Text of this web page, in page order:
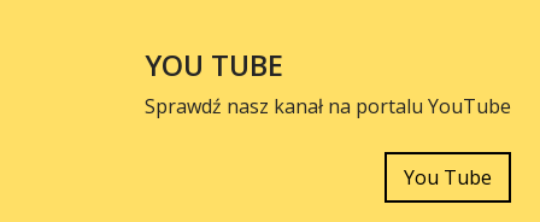
YOU TUBE
Sprawdź nasz kanał na portalu YouTube
You Tube